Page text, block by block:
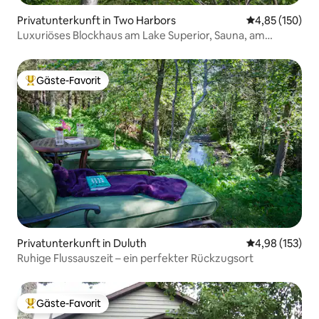
Privatunterkunft in Two Harbors
4,85 (150)
Luxuriöses Blockhaus am Lake Superior, Sauna, am
Beliebter Gäste-Favorit.
Gäste-Favorit
Privatunterkunft in Duluth
4,98 (153)
Ruhige Flussauszeit – ein perfekter Rückzugsort
Beliebter Gäste-Favorit.
Gäste-Favorit